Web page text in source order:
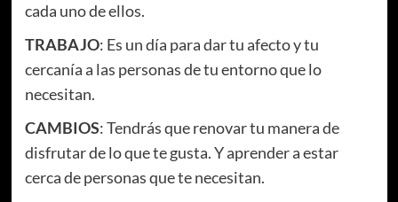
cada uno de ellos.
TRABAJO: Es un día para dar tu afecto y tu
cercanía a las personas de tu entorno que lo
necesitan.
CAMBIOS: Tendrás que renovar tu manera de
disfrutar de lo que te gusta. Y aprender a estar
cerca de personas que te necesitan.